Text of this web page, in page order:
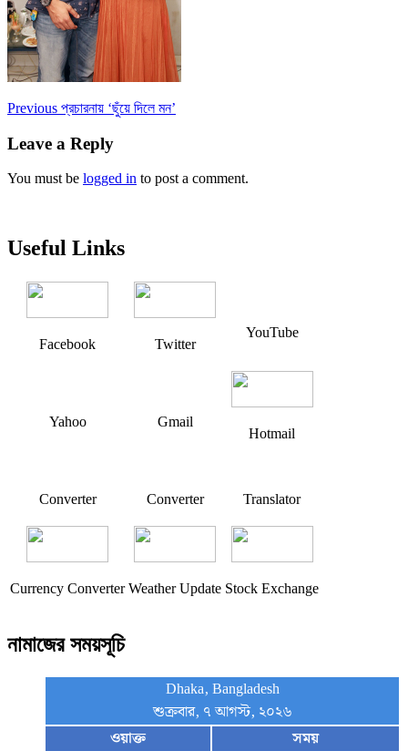
Post
navigation
Previous Previous
প্রচারনায় ‘ছুঁয়ে দিলে মন’
Leave a Reply
You must be logged in to post a comment.
Useful Links
Facebook Twitter
YouTube
Yahoo Gmail
Hotmail
Converter Converter Translator
Currency Converter Weather Update Stock Exchange
নামাজের সময়সূচি
Dhaka, Bangladesh
শুক্রবার, ৭ আগস্ট, ২০২৬
ওয়াক্ত
সময়